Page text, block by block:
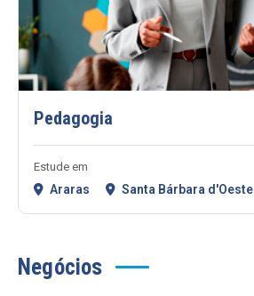
Pedagogia
Estude em
Araras Santa Bárbara d'Oeste
Negócios